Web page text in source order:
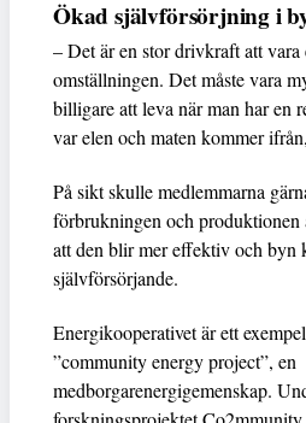
Ökad självförsörjning i
– Det är en stor drivkraft att
omställningen. Det måste vara
billigare att leva när man har en
var elen och maten kommer
På sikt skulle medlemmarna
förbrukningen och produktionen
att den blir mer effektiv och byn
självförsörjande.
Energikooperativet är ett
”community energy project”, en
medborgarenergigemenskap.